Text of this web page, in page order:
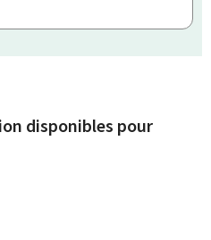
disponibles pour